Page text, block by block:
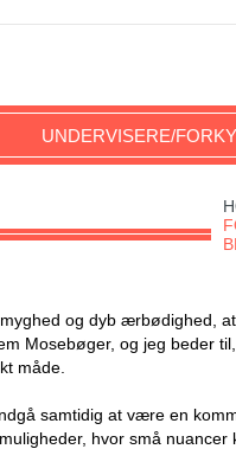
UNDERVISERE/
og dyb ærbødighed,
Mosebøger, og jeg beder
måde.
samtidig at være en
hvor små